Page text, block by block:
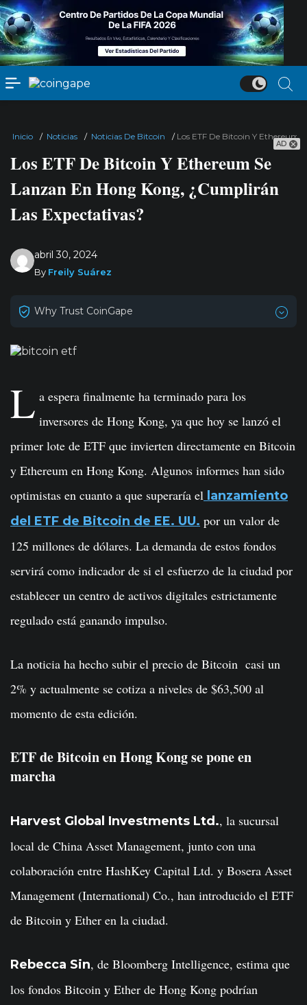
AD
Inicio / Noticias / Noticias De Bitcoin / Los ETF De Bitcoin Y Ethereum
Los ETF De Bitcoin Y Ethereum Se
Lanzan En Hong Kong, ¿Cumplirán
Las Expectativas?
abril 30, 2024
By Freily Suárez
Why Trust CoinGape
L a espera finalmente ha terminado para los
inversores de Hong Kong, ya que hoy se lanzó el
primer lote de ETF que invierten directamente en Bitcoin
y Ethereum en Hong Kong. Algunos informes han sido
optimistas en cuanto a que superaría el lanzamiento
del ETF de Bitcoin de EE. UU. por un valor de
125 millones de dólares. La demanda de estos fondos
servirá como indicador de si el esfuerzo de la ciudad por
establecer un centro de activos digitales estrictamente
regulado está ganando impulso.
La noticia ha hecho subir el precio de Bitcoin casi un
2% y actualmente se cotiza a niveles de $63,500 al
momento de esta edición.
ETF de Bitcoin en Hong Kong se pone en
marcha
Harvest Global Investments Ltd., la sucursal
local de China Asset Management, junto con una
colaboración entre HashKey Capital Ltd. y Bosera Asset
Management (International) Co., han introducido el ETF
de Bitcoin y Ether en la ciudad.
Rebecca Sin, de Bloomberg Intelligence, estima que
los fondos Bitcoin y Ether de Hong Kong podrían